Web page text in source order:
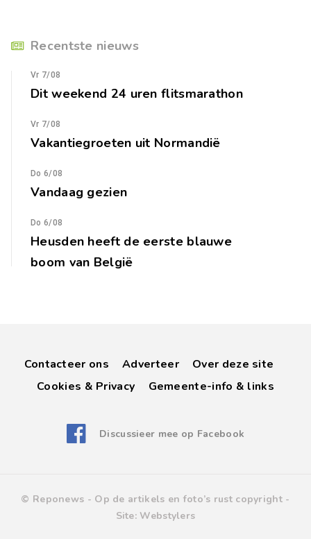
Recentste nieuws
Vr 7/08
Dit weekend 24 uren flitsmarathon
Vr 7/08
Vakantiegroeten uit Normandië
Do 6/08
Vandaag gezien
Do 6/08
Heusden heeft de eerste blauwe
boom van België
Contacteer ons Adverteer
Over deze site
Cookies & Privacy
Gemeente-info & links
Discussieer mee op Facebook
© Reponews - Op de artikels en foto’s rust copyright -
Site: Webstylers